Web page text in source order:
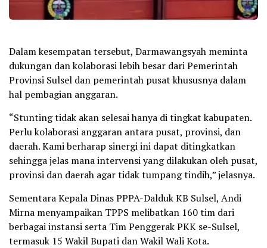
Dalam kesempatan tersebut, Darmawangsyah meminta
dukungan dan kolaborasi lebih besar dari Pemerintah
Provinsi Sulsel dan pemerintah pusat khususnya dalam
hal pembagian anggaran.
“Stunting tidak akan selesai hanya di tingkat kabupaten.
Perlu kolaborasi anggaran antara pusat, provinsi, dan
daerah. Kami berharap sinergi ini dapat ditingkatkan
sehingga jelas mana intervensi yang dilakukan oleh pusat,
provinsi dan daerah agar tidak tumpang tindih,” jelasnya.
Sementara Kepala Dinas PPPA-Dalduk KB Sulsel, Andi
Mirna menyampaikan TPPS melibatkan 160 tim dari
berbagai instansi serta Tim Penggerak PKK se-Sulsel,
termasuk 15 Wakil Bupati dan Wakil Wali Kota.